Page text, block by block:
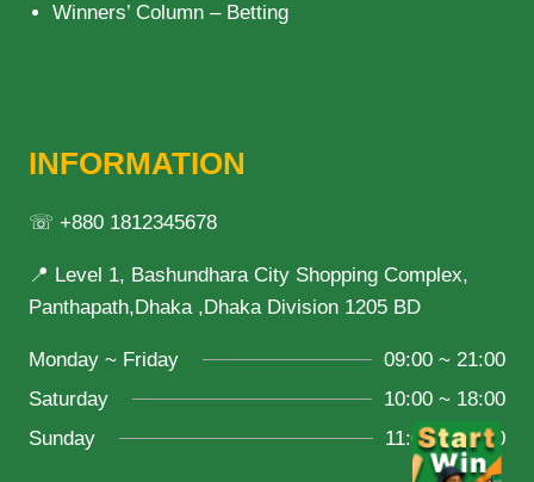
Winners’ Column – Betting
INFORMATION
☏ +880 1812345678
📍 Level 1, Bashundhara City Shopping Complex,
Panthapath,Dhaka ,Dhaka Division 1205 BD
Monday ~ Friday
09:00 ~ 21:00
Saturday
10:00 ~ 18:00
Sunday
11:00 ~ 20:00